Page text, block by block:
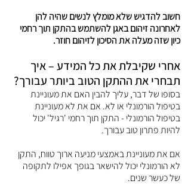
חשוב להדגיש שלא מומלץ לנשים שהיה להן
לאחרונה זיהום באגן להשתמש בהתקן תוך רחמי
כיון שזה מעלה את הסיכון לזיהום חוזר.
אחרי שקיבלת את כל המידע – איך
תבחרי את ההתקן הטוב ביותר עבורך?
בסופו של דבר, עליך להבין האם את מעוניינת
בטיפול הורמונלי או לא. אם את לא מעוניינת
בטיפול הורמונלי - התקן תוך רחמי 'רגיל' יכול
להיות פתרון טוב עבורך.
אם את מעוניינת באמצעי מניעה ארוך טווח, התקן
לא הורמונלי יכול להישאר בגופך אפילו לתקופה
של כעשר שנים.